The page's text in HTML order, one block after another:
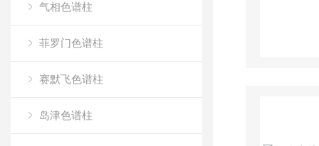
气相色谱柱
菲罗门色谱柱
赛默飞色谱柱
岛津色谱柱